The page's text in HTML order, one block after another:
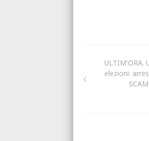
ULTIM'ORA.
elezioni: